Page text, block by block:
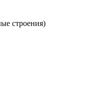
строения)